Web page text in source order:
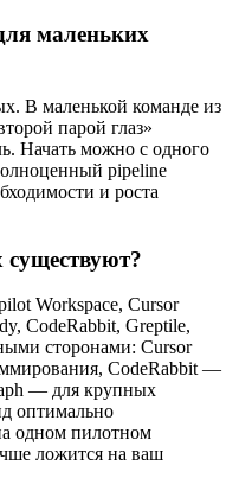
маленьких
В маленькой команде из
парой глаз»
Начать можно с одного
pipeline
и роста
Workspace, Cursor
CodeRabbit, Greptile,
сторонами: Cursor
CodeRabbit —
— для крупных
оптимально
одном пилотном
ложится на ваш